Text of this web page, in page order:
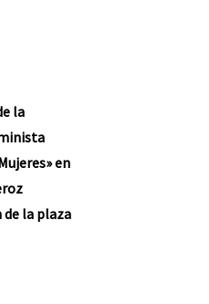
la
en
la plaza